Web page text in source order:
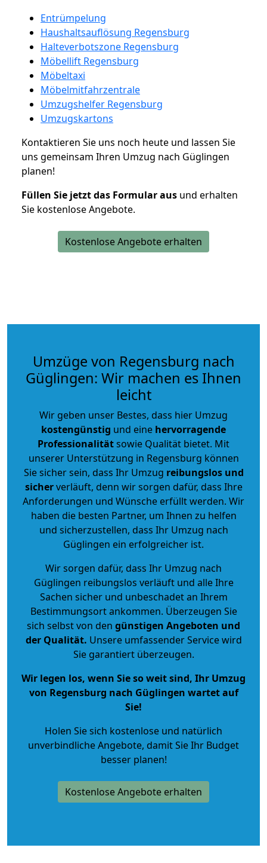
Entrümpelung
Haushaltsauflösung Regensburg
Halteverbotszone Regensburg
Möbellift Regensburg
Möbeltaxi
Möbelmitfahrzentrale
Umzugshelfer Regensburg
Umzugskartons
Kontaktieren Sie uns noch heute und lassen Sie
uns gemeinsam Ihren Umzug nach Güglingen
planen!
Füllen Sie jetzt das Formular aus und erhalten
Sie kostenlose Angebote.
Kostenlose Angebote erhalten
Umzüge von Regensburg nach
Güglingen: Wir machen es Ihnen
leicht
Wir geben unser Bestes, dass hier Umzug
kostengünstig und eine hervorragende
Professionalitätsowie Qualität bietet. Mit
unserer Unterstützung in Regensburg können
Sie sicher sein, dass Ihr Umzug reibungslos und
sicherverläuft, denn wir sorgen dafür, dass Ihre
Anforderungen und Wünsche erfüllt werden. Wir
haben die besten Partner, um Ihnen zu helfen
und sicherzustellen, dass Ihr Umzug nach
Güglingen ein erfolgreicher ist.
Wir sorgen dafür, dass Ihr Umzug nach
Güglingen reibungslos verläuft und alle Ihre
Sachen sicher und unbeschadet an Ihrem
Bestimmungsort ankommen. Überzeugen Sie
sich selbst von den günstigen Angeboten und
der Qualität. Unsere umfassender Service wird
Sie garantiert überzeugen.
Wir legen los, wenn Sie so weit sind, Ihr Umzug
von Regensburg nach Güglingen wartet auf
Sie!
Holen Sie sich kostenlose und natürlich
unverbindliche Angebote, damit Sie Ihr Budget
besser planen!
Kostenlose Angebote erhalten